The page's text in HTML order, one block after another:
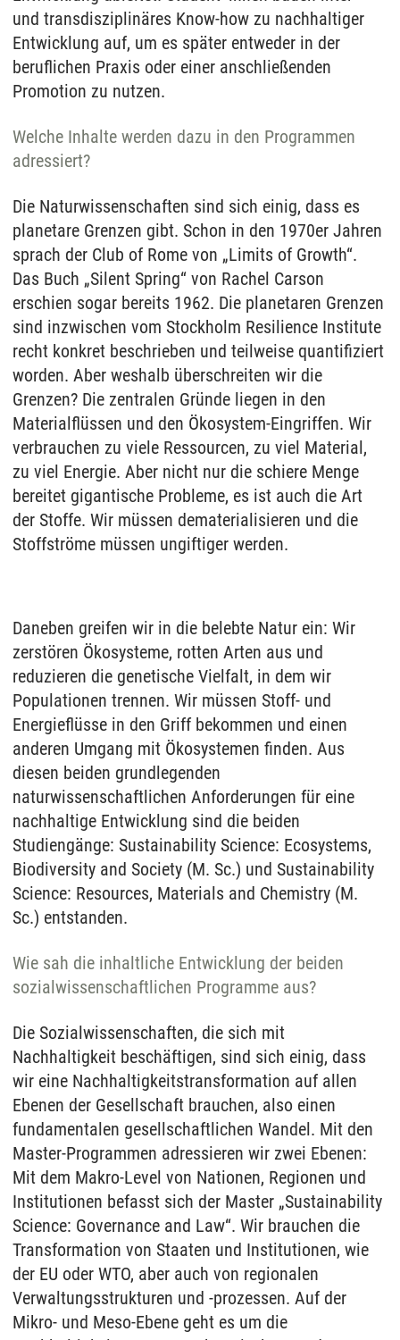
und transdisziplinäres Know-how zu nachhaltiger
Entwicklung auf, um es später entweder in der
beruflichen Praxis oder einer anschließenden
Promotion zu nutzen.
Welche Inhalte werden dazu in den Programmen
adressiert?
Die Naturwissenschaften sind sich einig, dass es
planetare Grenzen gibt. Schon in den 1970er Jahren
sprach der Club of Rome von „Limits of Growth“.
Das Buch „Silent Spring“ von Rachel Carson
erschien sogar bereits 1962. Die planetaren Grenzen
sind inzwischen vom Stockholm Resilience Institute
recht konkret beschrieben und teilweise quantifiziert
worden. Aber weshalb überschreiten wir die
Grenzen? Die zentralen Gründe liegen in den
Materialflüssen und den Ökosystem-Eingriffen. Wir
verbrauchen zu viele Ressourcen, zu viel Material,
zu viel Energie. Aber nicht nur die schiere Menge
bereitet gigantische Probleme, es ist auch die Art
der Stoffe. Wir müssen dematerialisieren und die
Stoffströme müssen ungiftiger werden.
Daneben greifen wir in die belebte Natur ein: Wir
zerstören Ökosysteme, rotten Arten aus und
reduzieren die genetische Vielfalt, in dem wir
Populationen trennen. Wir müssen Stoff- und
Energieflüsse in den Griff bekommen und einen
anderen Umgang mit Ökosystemen finden. Aus
diesen beiden grundlegenden
naturwissenschaftlichen Anforderungen für eine
nachhaltige Entwicklung sind die beiden
Studiengänge: Sustainability Science: Ecosystems,
Biodiversity and Society (M. Sc.) und Sustainability
Science: Resources, Materials and Chemistry (M.
Sc.) entstanden.
Wie sah die inhaltliche Entwicklung der beiden
sozialwissenschaftlichen Programme aus?
Die Sozialwissenschaften, die sich mit
Nachhaltigkeit beschäftigen, sind sich einig, dass
wir eine Nachhaltigkeitstransformation auf allen
Ebenen der Gesellschaft brauchen, also einen
fundamentalen gesellschaftlichen Wandel. Mit den
Master-Programmen adressieren wir zwei Ebenen:
Mit dem Makro-Level von Nationen, Regionen und
Institutionen befasst sich der Master „Sustainability
Science: Governance and Law“. Wir brauchen die
Transformation von Staaten und Institutionen, wie
der EU oder WTO, aber auch von regionalen
Verwaltungsstrukturen und -prozessen. Auf der
Mikro- und Meso-Ebene geht es um die